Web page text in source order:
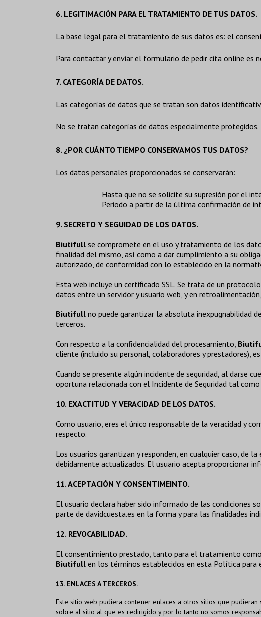
6. LEGITIMACIÓN PARA EL TRATAMIENTO DE TUS DATOS.
La base legal para el tratamiento de sus datos es: el
Para contactar y enviar el formulario de pedir cita online es
7. CATEGORÍA DE DATOS.
Las categorías de datos que se tratan son datos
No se tratan categorías de datos especialmente protegidos.
8. ¿POR CUÁNTO TIEMPO CONSERVAMOS TUS DATOS?
Los datos personales proporcionados se conservarán:
· Hasta que no se solicite su supresión por el
·
Periodo a partir de la última confirmación de
9. SECRETO Y SEGUIDAD DE LOS DATOS.
Biutifull se compromete en el uso y tratamiento de los
finalidad del mismo, así como a dar cumplimiento a su
autorizado, de conformidad con lo establecido en la
Esta web incluye un certificado SSL. Se trata de un
datos entre un servidor y usuario web, y en
Biutifull no puede garantizar la absoluta inexpugnabilidad
terceros.
Con respecto a la confidencialidad del procesamiento,
cliente (incluido su personal, colaboradores y prestadores),
Cuando se presente algún incidente de seguridad, al darse
oportuna relacionada con el Incidente de Seguridad tal
10. EXACTITUD Y VERACIDAD DE LOS DATOS.
Como usuario, eres el único responsable de la veracidad y
respecto.
Los usuarios garantizan y responden, en cualquier caso, de
debidamente actualizados. El usuario acepta proporcionar
11. ACEPTACIÓN Y CONSENTIMEINTO.
El usuario declara haber sido informado de las condiciones
parte de davidcuesta.es en la forma y para las finalidades
12. REVOCABILIDAD.
El consentimiento prestado, tanto para el tratamiento
Biutifull en los términos establecidos en esta Política para
13. ENLACES A TERCEROS.
Este sitio web pudiera contener enlaces a otros sitios que
sobre al sitio al que es redirigido y por lo tanto no somos